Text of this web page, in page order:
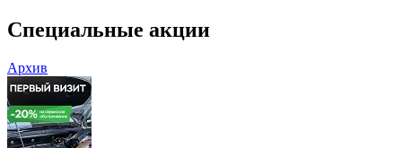
Специальные акции
Архив